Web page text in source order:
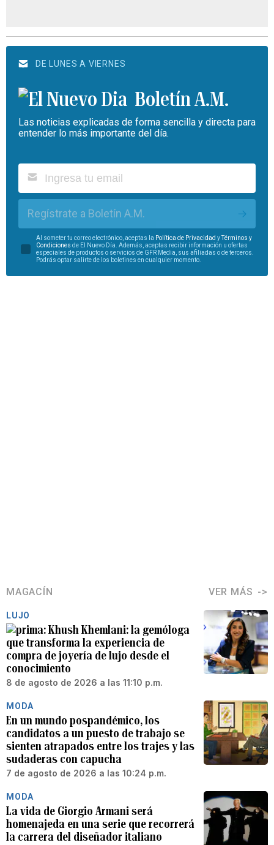
DE LUNES A VIERNES
Boletín A.M.
Las noticias explicadas de forma sencilla y directa para
entender lo más importante del día.
Regístrate a Boletín A.M.
Al someter tu correo electrónico, aceptas la Política de Privacidad yTérminos y
Condiciones de El Nuevo Día. Además, aceptas recibir información u ofertas
especiales de productos o servicios de GFR Media, sus afiliadas o de terceros.
Podrás optar salirte de los boletines en cualquier momento.
MAGACÍN VER MÁS
LUJO
Khush Khemlani: la gemóloga
que transforma la experiencia de
compra de joyería de lujo desde el
conocimiento
8 de agosto de 2026 a las 11:10 p.m.
MODA
En un mundo pospandémico, los
candidatos a un puesto de trabajo se
sienten atrapados entre los trajes y las
sudaderas con capucha
7 de agosto de 2026 a las 10:24 p.m.
MODA
La vida de Giorgio Armani será
homenajeda en una serie que recorrerá
la carrera del diseñador italiano